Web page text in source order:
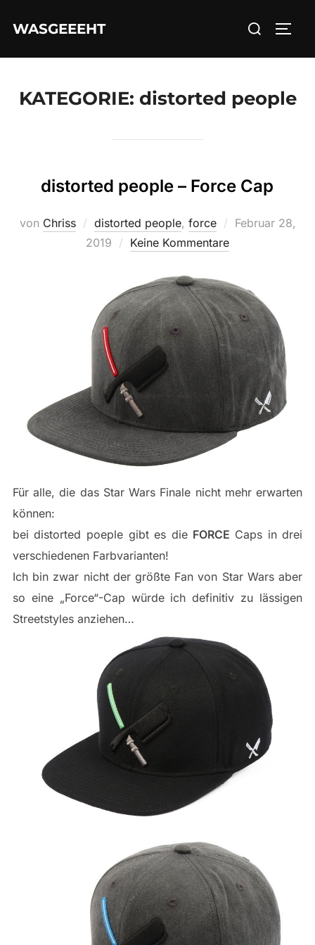
InhaltWASGEEEHT
Suchen
KATEGORIE: distorted people
distorted people – Force Cap
von Chriss distorted people, force
Veröffentlicht
Februar 28,
2019
Keine Kommentare
Für alle, die das Star Wars Finale nicht mehr erwarten
können:
bei distorted poeple gibt es die FORCE Caps in drei
verschiedenen Farbvarianten!
Ich bin zwar nicht der größte Fan von Star Wars aber
so eine „Force“-Cap würde ich definitiv zu lässigen
Streetstyles anziehen…